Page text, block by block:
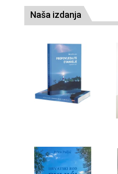
Naša izdanja